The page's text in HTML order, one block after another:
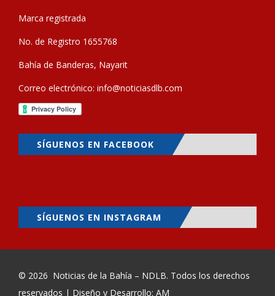
Marca registrada
No. de Registro 1655768
Bahía de Banderas, Nayarit
Correo electrónico: info@noticiasdlb.com
SÍGUENOS EN FACEBOOK
SÍGUENOS EN INSTAGRAM
© 2026 Noticias de la Bahía – NDLB. Todos los derechos
reservados | Diseño y Desarrollo: AM